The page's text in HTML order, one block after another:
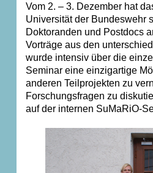
Vom 2. – 3. Dezember hat
Universität der Bundeswehr
Doktoranden und Postdocs
Vorträge aus den
wurde intensiv über die
Seminar eine einzigartige
anderen Teilprojekten zu
Forschungsfragen zu
auf der internen SuMaRiO-